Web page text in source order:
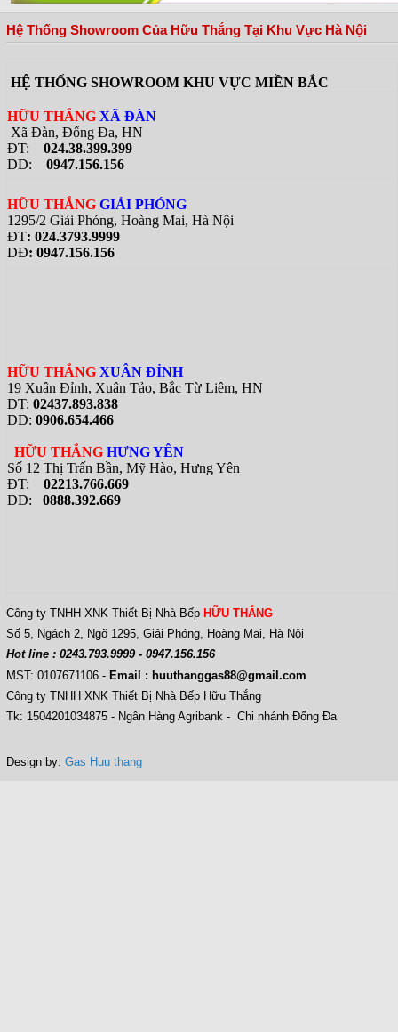
Hệ Thống Showroom Của Hữu Thắng Tại Khu Vực Hà Nội
HỆ THỐNG SHOWROOM KHU VỰC MIỀN BẮC
HỮU THẮNG XÃ ĐÀN
Xã Đàn, Đống Đa, HN
ĐT: 024.38.399.399
DD:
0947.156.156
HỮU THẮNG GIẢI PHÓNG
1295/2 Giải Phóng, Hoàng Mai, Hà Nội
ĐT: 024.3793.9999
DĐ: 0947.156.156
HỮU THẮNG XUÂN ĐỈNH
19 Xuân Đỉnh, Xuân Tảo, Bắc Từ Liêm, HN
DT: 02437.893.838
DD: 0906.654.466
HỮU THẮNG HƯNG YÊN
Số 12 Thị Trấn Bần, Mỹ Hào, Hưng Yên
ĐT: 02213.766.669
DD: 0888.392.669
Công ty TNHH XNK Thiết Bị Nhà Bếp HỮU THẮNG
Số 5, Ngách 2, Ngõ 1295, Giải Phóng, Hoàng Mai, Hà Nội
Hot line : 0243.793.9999 - 0947.156.156
MST: 0107671106 - Email : huuthanggas88@gmail.com
Công ty TNHH XNK Thiết Bị Nhà Bếp Hữu Thắng
Tk: 1504201034875 - Ngân Hàng Agribank - Chi nhánh Đống Đa
Design by: Gas Huu thang